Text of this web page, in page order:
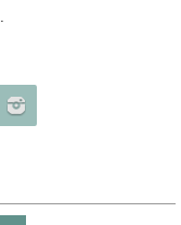
.